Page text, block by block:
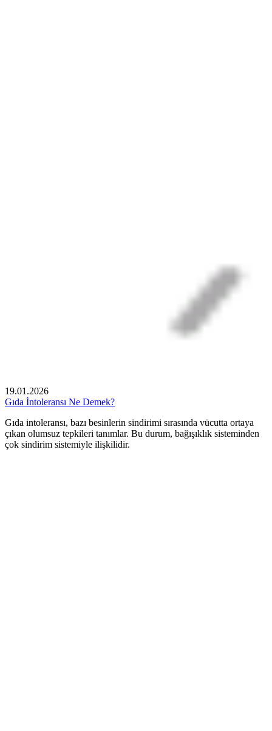
19.01.2026
Gıda İntoleransı Ne Demek?
Gıda intoleransı, bazı besinlerin sindirimi sırasında vücutta ortaya
çıkan olumsuz tepkileri tanımlar. Bu durum, bağışıklık sisteminden
çok sindirim sistemiyle ilişkilidir.